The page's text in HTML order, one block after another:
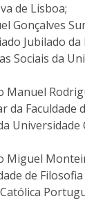
de Lisboa;
Gonçalves
Jubilado da
Sociais da
Manuel
da Faculdade
Universidade
Miguel
de